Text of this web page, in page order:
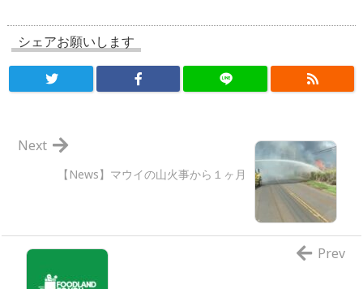
シェアお願いします
【News】マウイの山火事から１ヶ月
Next
Prev